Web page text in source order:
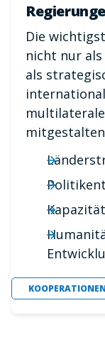
Die
nicht nur
als